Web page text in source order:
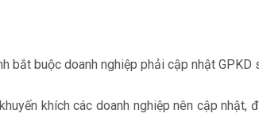
bắt buộc doanh nghiệp phải cập nhật GPKD
khích các doanh nghiệp nên cập